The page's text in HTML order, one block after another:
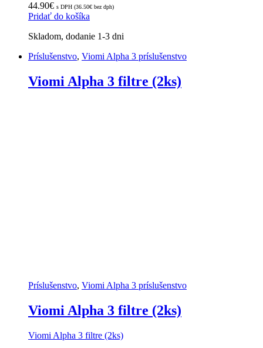
44.90€ s DPH (36.50€ bez dph)
Pridať do košíka
Skladom, dodanie 1-3 dni
Príslušenstvo, Viomi Alpha 3 príslušenstvo
Viomi Alpha 3 filtre (2ks)
Príslušenstvo, Viomi Alpha 3 príslušenstvo
Viomi Alpha 3 filtre (2ks)
Viomi Alpha 3 filtre (2ks)